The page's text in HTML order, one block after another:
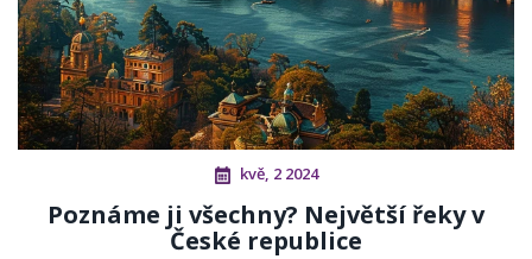
kvě, 2 2024
Poznáme ji všechny? Největší řeky v
České republice